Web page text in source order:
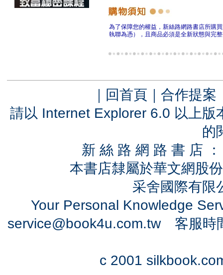
為了保障您的權益，新絲路網路書店所購
執聯為憑），且商品必須是全新狀態與完
｜ 回首頁 ｜ 合作提案
請以 Internet Explorer 6.0 以上
的
新 絲 路 網 路 書 店
本書店隸屬於華文網股
采舍國際有
Your Personal Knowledge
service@book4u.com.tw客服時
c 2001